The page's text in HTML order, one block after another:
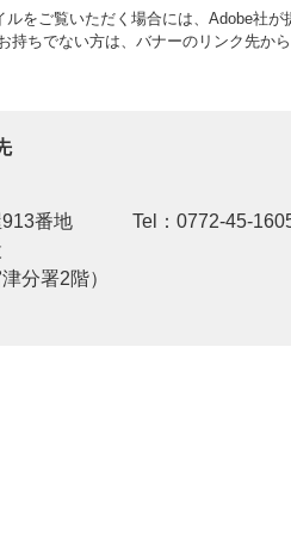
ルをご覧いただく場合には、Adobe社が
持ちでない方は、バナーのリンク先か
番地
分署2階）
Tel：0772-45-